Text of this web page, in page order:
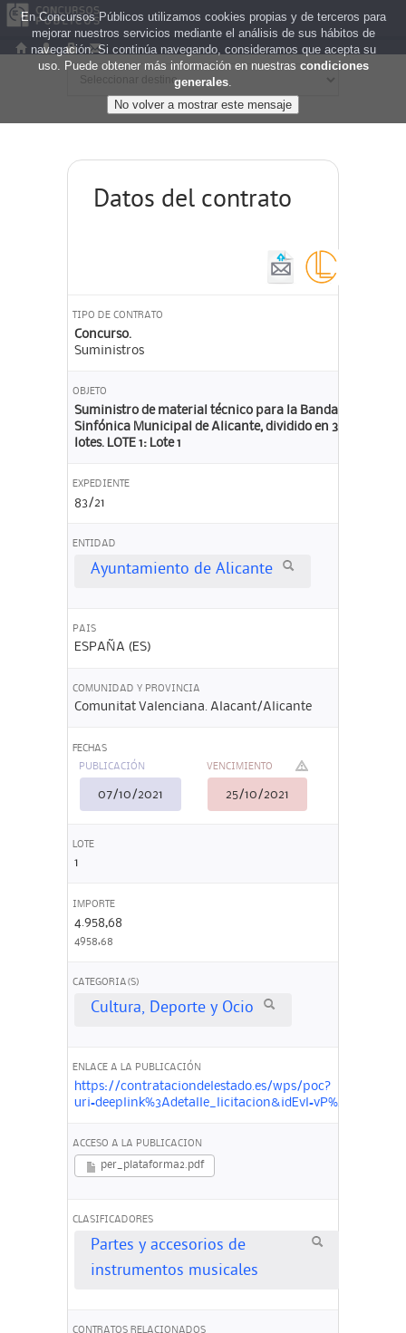
Datos del contrato
TIPO DE CONTRATO
Concurso.
Suministros
OBJETO
Suministro de material técnico para la Banda
Sinfónica Municipal de Alicante, dividido en 3
lotes. LOTE 1: Lote 1
EXPEDIENTE
83/21
ENTIDAD
Ayuntamiento de Alicante
PAIS
ESPAÑA (ES)
COMUNIDAD Y PROVINCIA
Comunitat Valenciana. Alacant/Alicante
FECHAS
PUBLICACIÓN
07/10/2021
VENCIMIENTO
25/10/2021
LOTE
1
IMPORTE
4.958,68
4958,68
CATEGORIA(S)
Cultura, Deporte y Ocio
ENLACE A LA PUBLICACIÓN
https://contrataciondelestado.es/wps/poc?
ACCESO A LA PUBLICACION
per_plataforma2.pdf
CLASIFICADORES
Partes y accesorios de
instrumentos musicales
CONTRATOS RELACIONADOS
En Concursos Públicos utilizamos cookies propias y de terceros para
mejorar nuestros servicios mediante el análisis de sus hábitos de
navegación. Si continúa navegando, consideramos que acepta su
uso. Puede obtener más información en nuestras condiciones
generales.